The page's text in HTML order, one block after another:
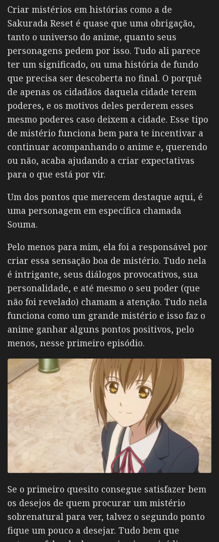
Criar mistérios em histórias como a de
Sakurada Reset é quase que uma obrigação,
tanto o universo do anime, quanto seus
personagens pedem por isso. Tudo ali parece
ter um significado, ou uma história de fundo
que precisa ser descoberta no final. O porquê
de apenas os cidadãos daquela cidade terem
poderes, e os motivos deles perderem esses
mesmo poderes caso deixem a cidade. Esse tipo
de mistério funciona bem para te incentivar a
continuar acompanhando o anime e, querendo
ou não, acaba ajudando a criar expectativas
para o que está por vir.
Um dos pontos que merecem destaque aqui, é
uma personagem em específica chamada
Souma.
Pelo menos para mim, ela foi a responsável por
criar essa sensação boa de mistério. Tudo nela
é intrigante, seus diálogos provocativos, sua
personalidade, e até mesmo o seu poder (que
não foi revelado) chamam a atenção. Tudo nela
funciona como um grande mistério e isso faz o
anime ganhar alguns pontos positivos, pelo
menos, nesse primeiro episódio.
Se o primeiro quesito consegue satisfazer bem
os desejos de quem procurar um mistério
sobrenatural para ver, talvez o segundo ponto
fique um pouco a desejar. Tudo bem que